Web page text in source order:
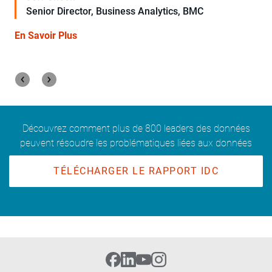
En Savoir Plus
Découvrez comment plus de 800 leaders des données
peuvent résoudre les problématiques liées aux données
TÉLÉCHARGER LE RAPPORT IDC